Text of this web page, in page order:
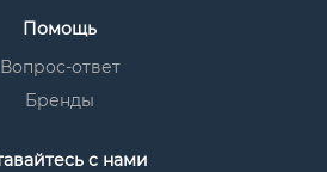
Помощь
Вопрос-ответ
Бренды
с нами